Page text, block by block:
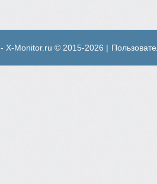
- X-Monitor.ru © 2015-2026 |